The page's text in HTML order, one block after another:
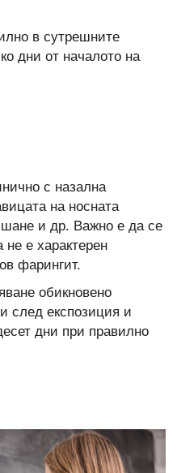
в сутрешните
дни от началото на
с назална
на носната
и др. Важно е да се
е характерен
фарингит.
обикновено
след експозиция и
дни при правилно